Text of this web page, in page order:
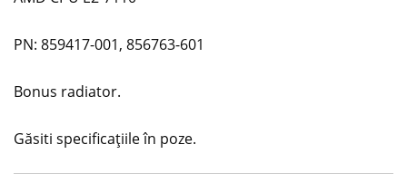
PN: 859417-001, 856763-601
Bonus radiator.
Găsiti specificațiile în poze.